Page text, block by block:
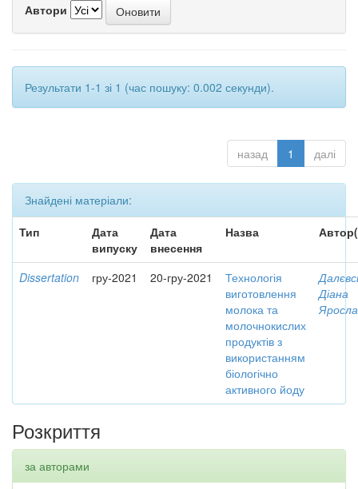
Автори
Результати 1-1 зі 1 (час пошуку: 0.002 секунди).
назад 1 далі
Знайдені матеріали:
Тип
Дата
випуску
Дата
внесення
Назва
Dissertation гру-2021 20-гру-2021
Технологія
виготовлення
молока та
молочнокислих
продуктів з
використанням
біологічно
активного йоду
Діана
Розкриття
за авторами